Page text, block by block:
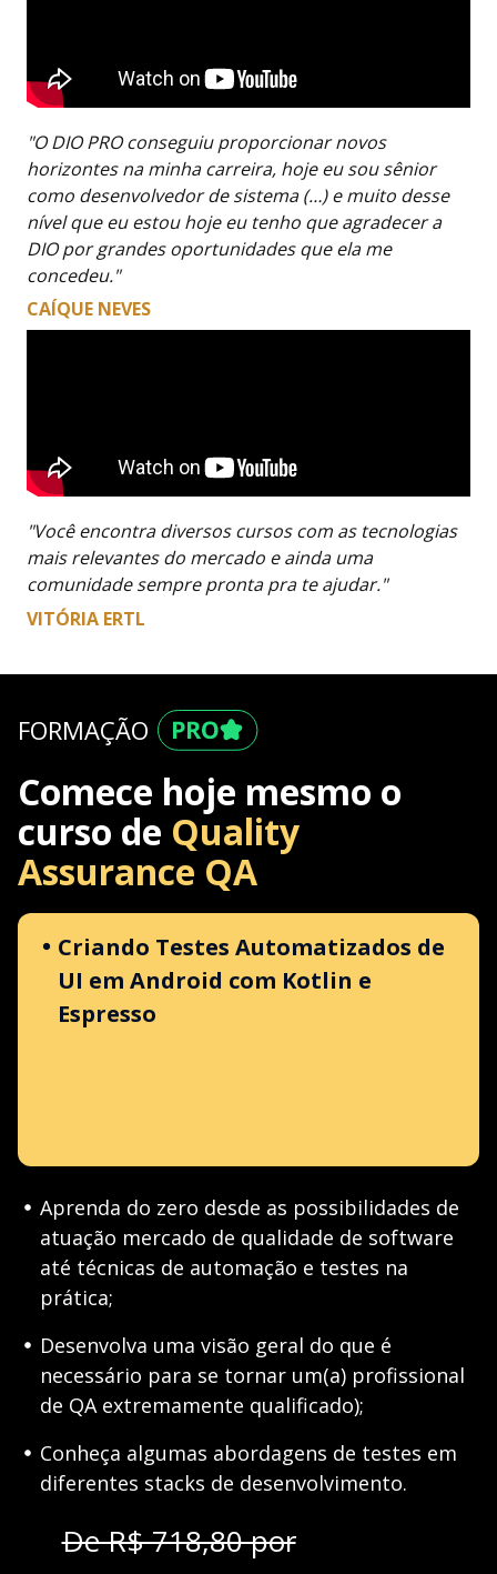
"O DIO PRO conseguiu proporcionar novos
horizontes na minha carreira, hoje eu sou sênior
como desenvolvedor de sistema (…) e muito desse
nível que eu estou hoje eu tenho que agradecer a
DIO por grandes oportunidades que ela me
concedeu."
CAÍQUE NEVES
"Você encontra diversos cursos com as tecnologias
mais relevantes do mercado e ainda uma
comunidade sempre pronta pra te ajudar."
VITÓRIA ERTL
FORMAÇÃO
Comece hoje mesmo o
curso de Quality
Assurance QA
Criando Testes Automatizados de
UI em Android com Kotlin e
Espresso
Aprenda do zero desde as possibilidades de
atuação mercado de qualidade de software
até técnicas de automação e testes na
prática;
Desenvolva uma visão geral do que é
necessário para se tornar um(a) profissional
de QA extremamente qualificado);
Conheça algumas abordagens de testes em
diferentes stacks de desenvolvimento.
De R$ 718,80 por